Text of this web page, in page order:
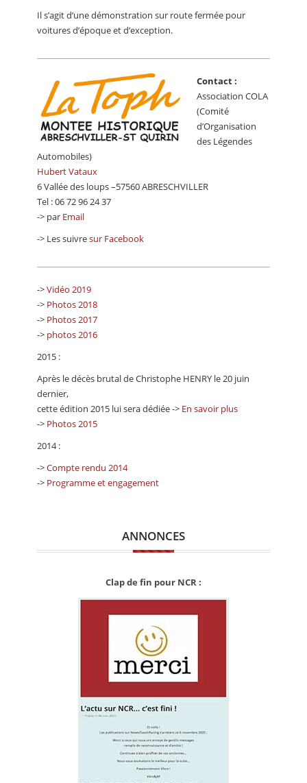
Il s’agit d’une démonstration sur route fermée pour
voitures d’époque et d’exception.
Contact :
Association COLA
(Comité
d’Organisation
des Légendes
Automobiles)
Hubert Vataux
6 Vallée des loups –57560 ABRESCHVILLER
Tel : 06 72 96 24 37
-> par Email
-> Les suivresur Facebook
->Vidéo 2019
-> Photos 2018
-> Photos 2017
-> photos 2016
2015 :
Après le décès brutal de Christophe HENRY le 20 juin
dernier,
cette édition 2015 lui sera dédiée -> En savoir plus
-> Photos 2015
2014 :
->Compte rendu 2014
-> Programme et engagement
ANNONCES
Clap de fin pour NCR :